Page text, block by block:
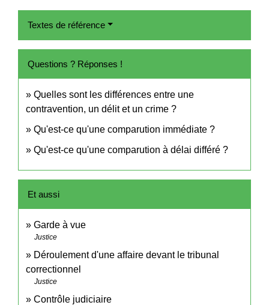
Textes de référence
Questions ? Réponses !
Quelles sont les différences entre une
contravention, un délit et un crime ?
Qu'est-ce qu'une comparution immédiate ?
Qu'est-ce qu'une comparution à délai différé ?
Et aussi
Garde à vue
Justice
Déroulement d'une affaire devant le tribunal
correctionnel
Justice
Contrôle judiciaire